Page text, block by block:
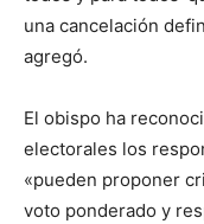
una cancelación
agregó.
El obispo ha
electorales los
«pueden proponer
voto ponderado y